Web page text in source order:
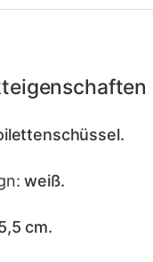
weiß.
cm.